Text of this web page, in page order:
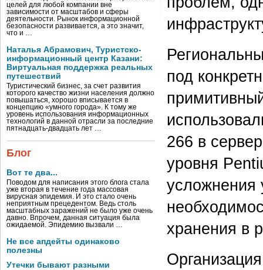
целей для любой компании вне
зависимости от масштабов и сферы
деятельности. Рынок информационной
безопасности развивается, а это значит,
что и …
Наталья Абрамович, Туристско-
информационный центр Казани:
Виртуальная поддержка реальных
путешествий
Туристический бизнес, за счет развития
которого качество жизни населения должно
повышаться, хорошо вписывается в
концепцию «умного города». К тому же
уровень использования информационных
технологий в данной отрасли за последние
пятнадцать-двадцать лет …
Блог
Вот те два...
Поводом для написания этого блога стала
уже вторая в течение года массовая
вирусная эпидемия. И это стало очень
неприятным прецедентом. Ведь столь
масштабных заражений не было уже очень
давно. Впрочем, данная ситуация была
ожидаемой. Эпидемию вызвали …
Не все апдейты одинаково
полезны
Утечки бывают разными
под
266 в
уровня
усложнения
хранения в